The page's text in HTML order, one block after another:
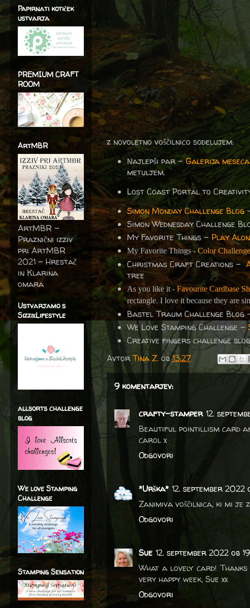
z novoletno voščilnico sodelujem:
Najlepši par -Galerija
metuljem.
Lost Coast Portal to
Simon Monday Challenge Blog
Simon Wednesday Challenge
My Favorite Things - Play
My Favorite Things - Color
Christmas Craft Creations -
tree
As you like it -Favourite Cardbase
rectangle. I love it because they are
Bastel Traum Challenge
We Love Stamping Challenge -
Creative fingers challenge
AvtorTina Z. ob13:27
9 komentarjev:
crafty-stamper 12.
Beautiful pointillism card
carol x
Odgovori
*Urška* 12. september 2022
Zanimiva voščilnica, ki mi je
Odgovori
Sue 12. september 2022 ob
What a lovely card!
very happy week, Sue xx
Odgovori
Papirnati kotiček
ustvarja
PREMIUM CRAFT
ROOM
ArtMBR
ArtMBR -
Praznični izziv
pri ArtMBR
2021 – Hrestač
in Klarina
omara
Ustvarjamo s
SizzixLifestyle
allsorts challenge
blog
We love Stamping
Challenge
Stamping Sensation